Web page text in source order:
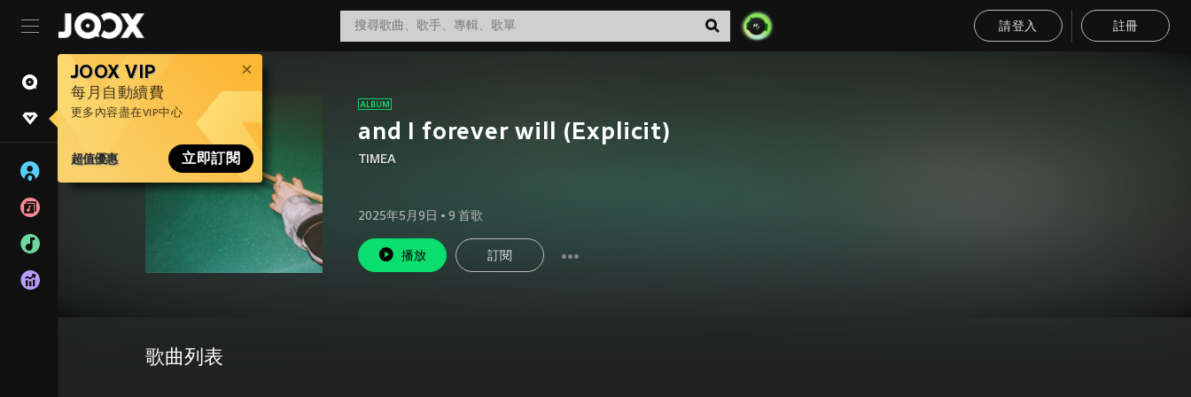
請登入 註冊
JOOX VIP
每月自動續費
更多內容盡在VIP中心
超值優惠 立即訂閱
and I forever will (Explicit)
TIMEA
2025年5月9日 • 9 首歌
播放 訂閱
歌曲列表